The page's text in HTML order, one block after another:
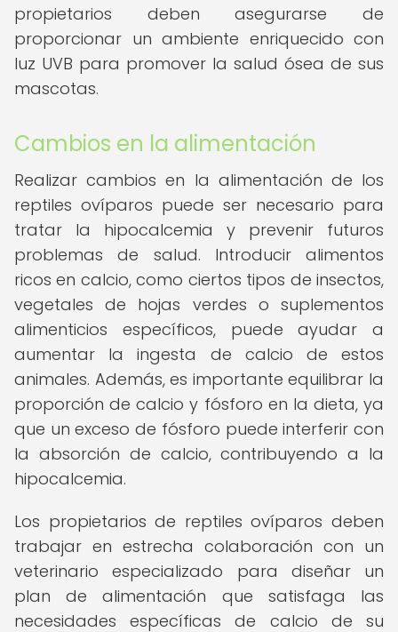
propietarios deben asegurarse de
proporcionar un ambiente enriquecido con
luz UVB para promover la salud ósea de sus
mascotas.
Cambios en la alimentación
Realizar cambios en la alimentación de los
reptiles ovíparos puede ser necesario para
tratar la hipocalcemia y prevenir futuros
problemas de salud. Introducir alimentos
ricos en calcio, como ciertos tipos de insectos,
vegetales de hojas verdes o suplementos
alimenticios específicos, puede ayudar a
aumentar la ingesta de calcio de estos
animales. Además, es importante equilibrar la
proporción de calcio y fósforo en la dieta, ya
que un exceso de fósforo puede interferir con
la absorción de calcio, contribuyendo a la
hipocalcemia.
Los propietarios de reptiles ovíparos deben
trabajar en estrecha colaboración con un
veterinario especializado para diseñar un
plan de alimentación que satisfaga las
necesidades específicas de calcio de su